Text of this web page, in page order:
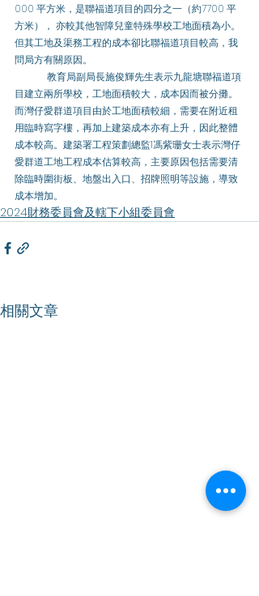
000 平方米，是聯福道項目的四分之一（約7700 平
方米）， 亦較其他智障兒童特殊學校工地面積為小。
但其工地及渠務工程的成本卻比聯福道項目較高，我
問局方有關原因。
目建立兩所學校，工地面積較大，成本因而被分攤。
而灣仔愛群道項目由於工地面積較細，需要在附近租
用臨時寫字樓，再加上建築成本亦有上升，因此整體
成本較高。建築署工程策劃總監1馮紫珊女士表示灣仔
愛群道工地工程成本估算較高，主要原因包括需要清
除臨時圍街板、地盤出入口、招牌照明等設施，導致
成本增加。
2024財務委員會及轄下小組委員會
相關文章